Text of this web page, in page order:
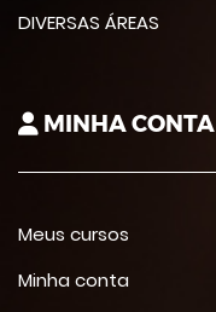
DIVERSAS ÁREAS
MINHA CONTA
Meus cursos
Minha conta